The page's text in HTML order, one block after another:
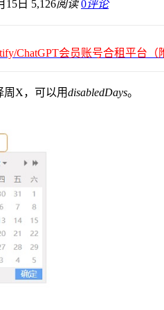
15日 5,126阅读 0评论
ChatGPT会员账号合租平台（
周X，可以用disabledDays。